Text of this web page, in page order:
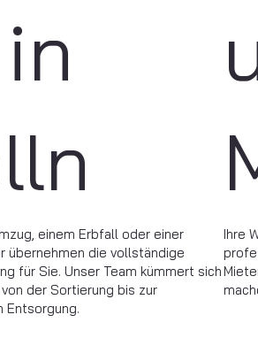
einem Erbfall oder einer
übernehmen die vollständige
für Sie. Unser Team kümmert sich
der Sortierung bis zur
Entsorgung.
Ihre